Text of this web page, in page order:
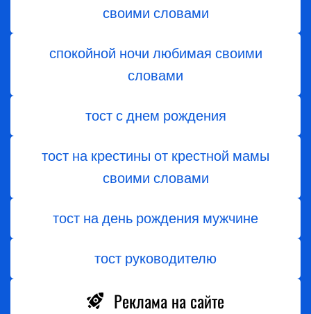
своими словами
спокойной ночи любимая своими
словами
тост с днем ​​рождения
тост на крестины от крестной мамы
своими словами
тост на день рождения мужчине
тост руководителю
Реклама на сайте